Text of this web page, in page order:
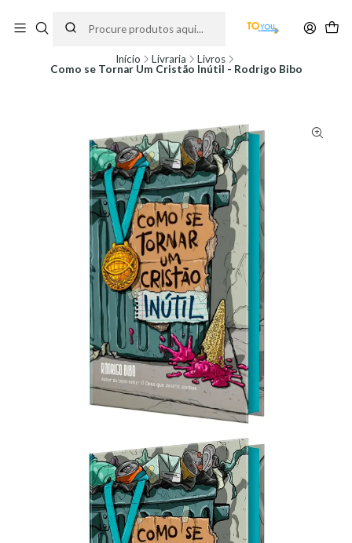
partir do dia 11 de Agosto, às 10H.
Início Livraria
Livros
Como se Tornar Um Cristão Inútil - Rodrigo Bibo